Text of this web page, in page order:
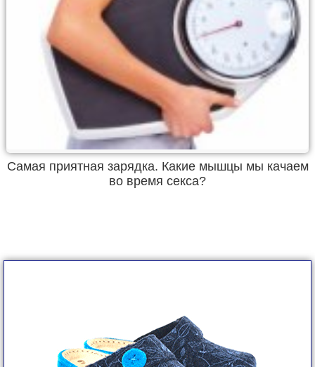
Самая приятная зарядка. Какие мышцы мы качаем
во время секса?